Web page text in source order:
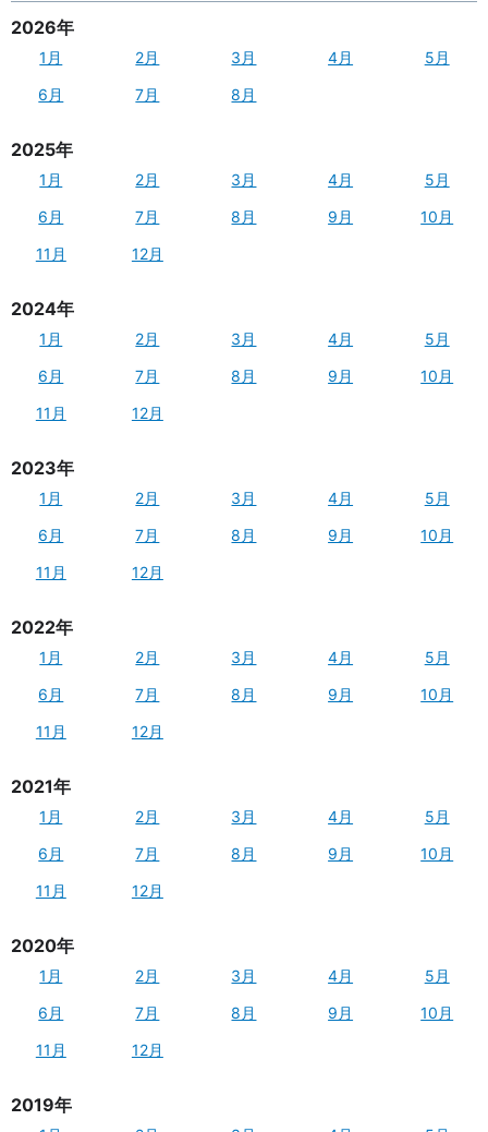
2026年
1月 2月 3月 4月
5月
6月
7月 8月
2025年
1月 2月 3月 4月
5月
6月
7月 8月 9月
10月
11月
12月
2024年
1月 2月 3月 4月
5月
6月
7月 8月 9月
10月
11月
12月
2023年
1月 2月 3月 4月
5月
6月
7月 8月 9月
10月
11月
12月
2022年
1月 2月 3月 4月
5月
6月
7月 8月 9月
10月
11月
12月
2021年
1月 2月 3月 4月
5月
6月
7月 8月 9月
10月
11月
12月
2020年
1月 2月 3月 4月
5月
6月
7月 8月 9月
10月
11月
12月
2019年